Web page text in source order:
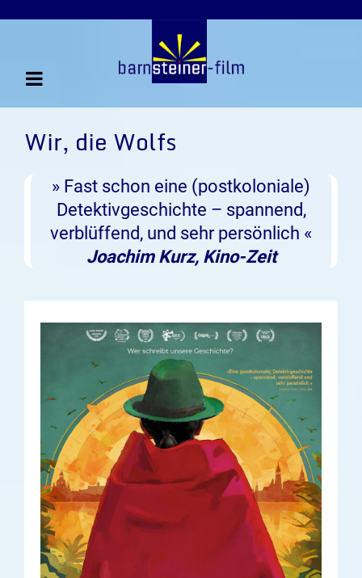
Wir, die Wolfs
» Fast schon eine (postkoloniale)
Detektivgeschichte – spannend,
verblüffend, und sehr persönlich «
Joachim Kurz, Kino-Zeit